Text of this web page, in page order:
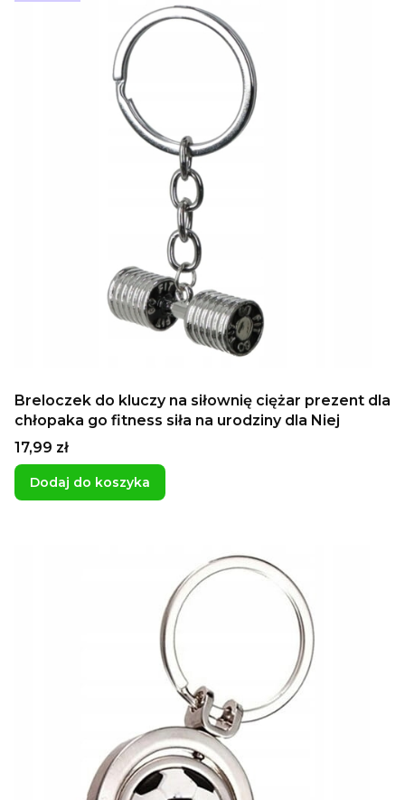
Breloczek do kluczy na siłownię ciężar prezent dla
chłopaka go fitness siła na urodziny dla Niej
Cena
17,99 zł
Dodaj do koszyka